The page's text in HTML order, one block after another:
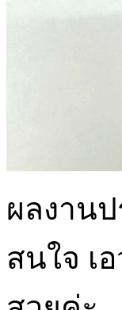
ผลงาน
สนใจ เ